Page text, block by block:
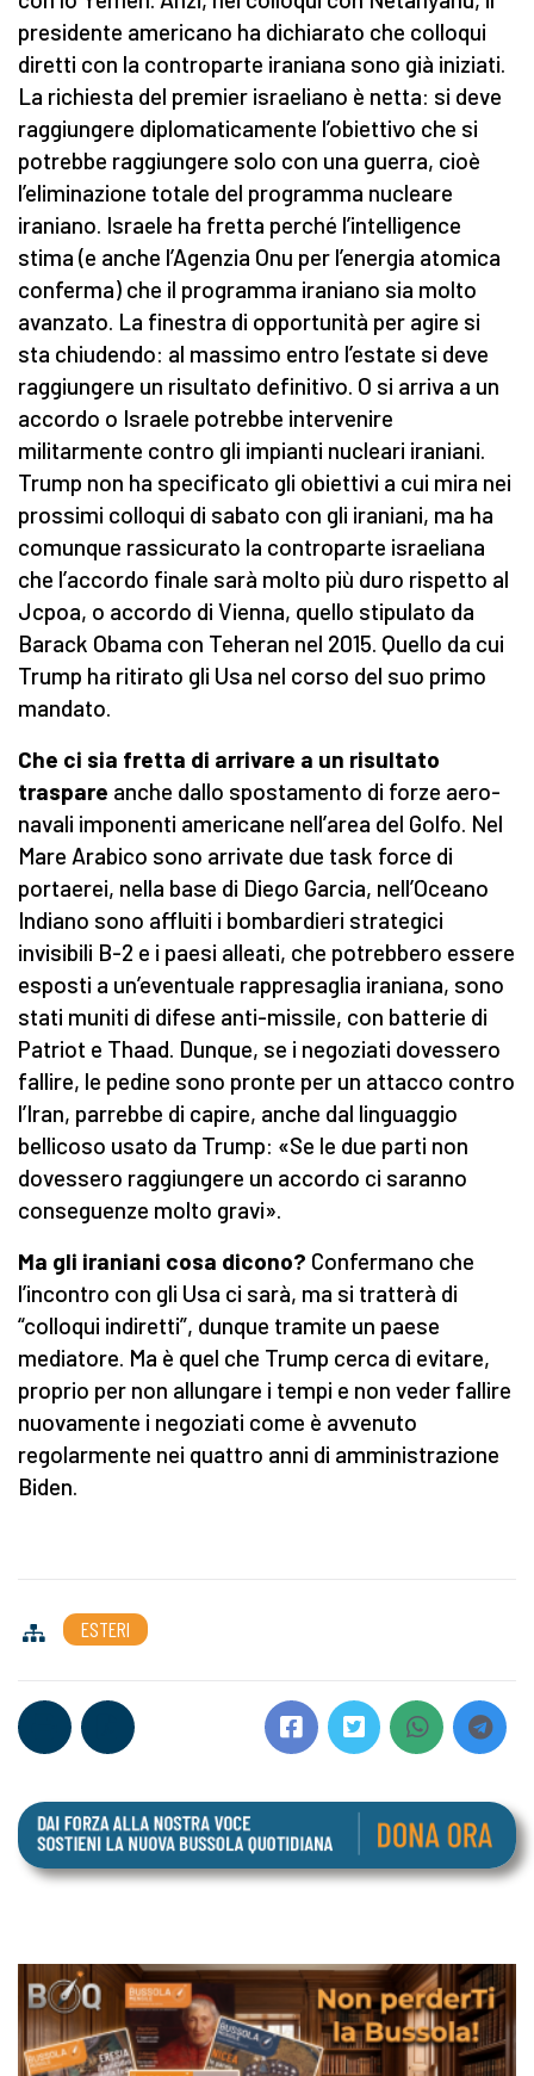
presidente americano ha dichiarato che colloqui
diretti con la controparte iraniana sono già iniziati.
La richiesta del premier israeliano è netta: si deve
raggiungere diplomaticamente l’obiettivo che si
potrebbe raggiungere solo con una guerra, cioè
l’eliminazione totale del programma nucleare
iraniano. Israele ha fretta perché l’intelligence
stima (e anche l’Agenzia Onu per l’energia atomica
conferma) che il programma iraniano sia molto
avanzato. La finestra di opportunità per agire si
sta chiudendo: al massimo entro l’estate si deve
raggiungere un risultato definitivo. O si arriva a un
accordo o Israele potrebbe intervenire
militarmente contro gli impianti nucleari iraniani.
Trump non ha specificato gli obiettivi a cui mira nei
prossimi colloqui di sabato con gli iraniani, ma ha
comunque rassicurato la controparte israeliana
che l’accordo finale sarà molto più duro rispetto al
Jcpoa, o accordo di Vienna, quello stipulato da
Barack Obama con Teheran nel 2015. Quello da cui
Trump ha ritirato gli Usa nel corso del suo primo
mandato.
Che ci sia fretta di arrivare a un risultato
traspare anche dallo spostamento di forze aero-
navali imponenti americane nell’area del Golfo. Nel
Mare Arabico sono arrivate due task force di
portaerei, nella base di Diego Garcia, nell’Oceano
Indiano sono affluiti i bombardieri strategici
invisibili B-2 e i paesi alleati, che potrebbero essere
esposti a un’eventuale rappresaglia iraniana, sono
stati muniti di difese anti-missile, con batterie di
Patriot e Thaad. Dunque, se i negoziati dovessero
fallire, le pedine sono pronte per un attacco contro
l’Iran, parrebbe di capire, anche dal linguaggio
bellicoso usato da Trump: «Se le due parti non
dovessero raggiungere un accordo ci saranno
conseguenze molto gravi».
Ma gli iraniani cosa dicono? Confermano che
l’incontro con gli Usa ci sarà, ma si tratterà di
“colloqui indiretti”, dunque tramite un paese
mediatore. Ma è quel che Trump cerca di evitare,
proprio per non allungare i tempi e non veder fallire
nuovamente i negoziati come è avvenuto
regolarmente nei quattro anni di amministrazione
Biden.
ESTERI